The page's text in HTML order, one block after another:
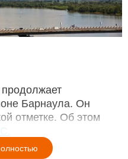
Барнаула. Он
отметке. Об этом